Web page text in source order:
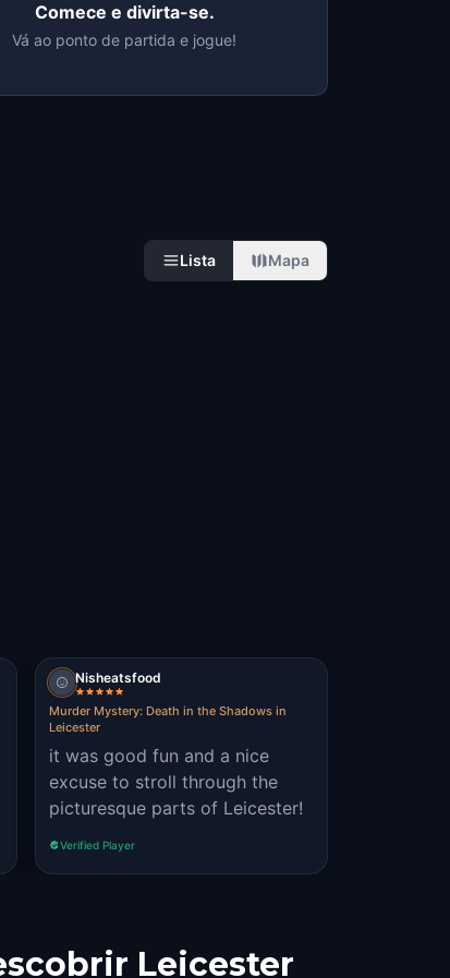
Comece e divirta-se.
Vá ao ponto de partida e jogue!
Lista Mapa
Nisheatsfood
Murder Mystery: Death in the Shadows in
Leicester
it was good fun and a nice
excuse to stroll through the
picturesque parts of Leicester!
Verified Player
Leicester